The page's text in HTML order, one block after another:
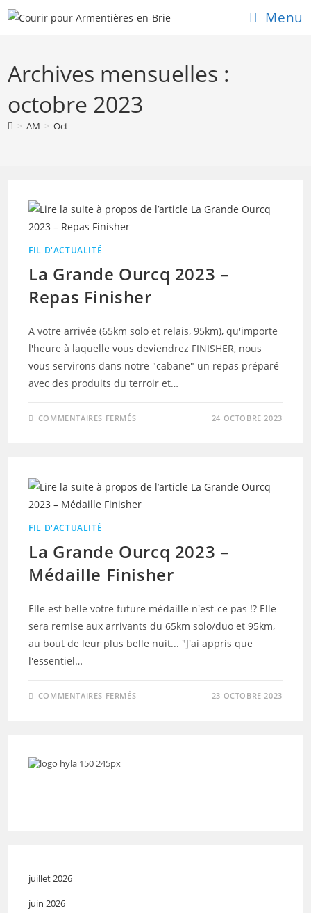
Skip
Menu
Archives mensuelles :
octobre 2023
> AM > Oct
FIL D'ACTUALITÉ
La Grande Ourcq 2023 –
Repas Finisher
A votre arrivée (65km solo et relais, 95km), qu'importe
l'heure à laquelle vous deviendrez FINISHER, nous
vous servirons dans notre "cabane" un repas préparé
avec des produits du terroir et…
COMMENTAIRES FERMÉSSUR
FINISHER
24 OCTOBRE 2023
FIL D'ACTUALITÉ
La Grande Ourcq 2023 –
Médaille Finisher
Elle est belle votre future médaille n'est-ce pas !? Elle
sera remise aux arrivants du 65km solo/duo et 95km,
au bout de leur plus belle nuit... "J'ai appris que
l'essentiel…
COMMENTAIRES FERMÉSSUR 23 OCTOBRE 2023
juillet 2026
juin 2026